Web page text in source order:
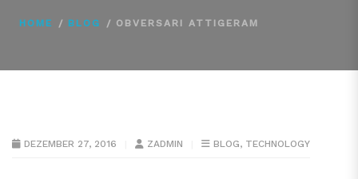
HOME BLOG OBVERSARI ATTIGERAM
DEZEMBER 27, 2016 ZADMIN BLOG, TECHNOLOGY